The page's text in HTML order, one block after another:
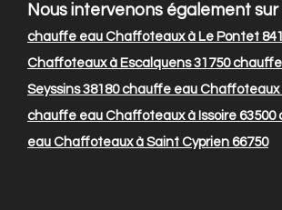
Nous intervenons également sur
chauffe eau Chaffoteaux à Le Pontet
Chaffoteaux à Escalquens 31750chauffe
Seyssins 38180chauffe eau Chaffoteaux
chauffe eau Chaffoteaux à Issoire 63500
eau Chaffoteaux à Saint Cyprien 66750